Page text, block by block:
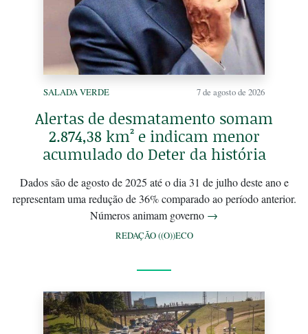
SALADA VERDE 7 de agosto de 2026
Alertas de desmatamento somam
2.874,38 km² e indicam menor
acumulado do Deter da história
Dados são de agosto de 2025 até o dia 31 de julho deste ano e
representam uma redução de 36% comparado ao período anterior.
Números animam governo →
REDAÇÃO ((O))ECO